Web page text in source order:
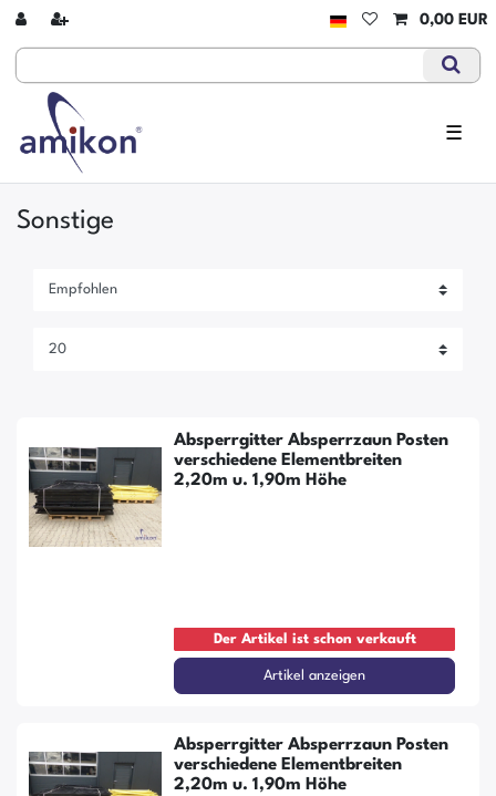
0,00 EUR
☰
Sonstige
Absperrgitter Absperrzaun Posten
verschiedene Elementbreiten
2,20m u. 1,90m Höhe
Der Artikel ist schon verkauft
Artikel anzeigen
Absperrgitter Absperrzaun Posten
verschiedene Elementbreiten
2,20m u. 1,90m Höhe